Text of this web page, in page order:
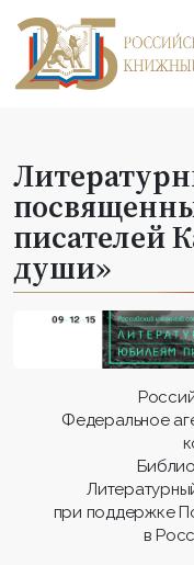
писателей
души»
Федеральное
при поддержке
в